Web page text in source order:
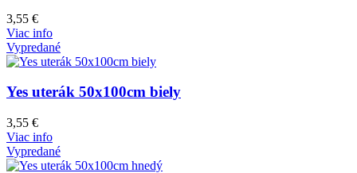
3,55 €
Viac info
Vypredané
Yes uterák 50x100cm biely
3,55 €
Viac info
Vypredané